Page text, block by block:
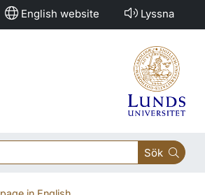
English website Lyssna
Sök